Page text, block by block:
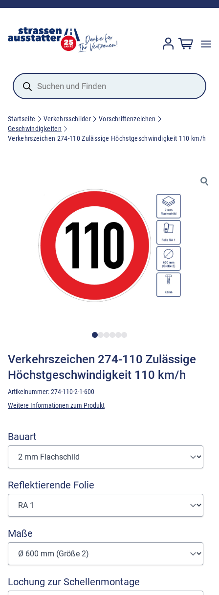
Products
search
Startseite Verkehrsschilder
Vorschriftenzeichen
Geschwindigkeiten
Verkehrszeichen 274-110 Zulässige Höchstgeschwindigkeit 110 km/h
Verkehrszeichen 274-110 Zulässige
Höchstgeschwindigkeit 110 km/h
Artikelnummer:274-110-2-1-600
Weitere Informationen zum Produkt
Bauart
Reflektierende Folie
Maße
Lochung zur Schellenmontage